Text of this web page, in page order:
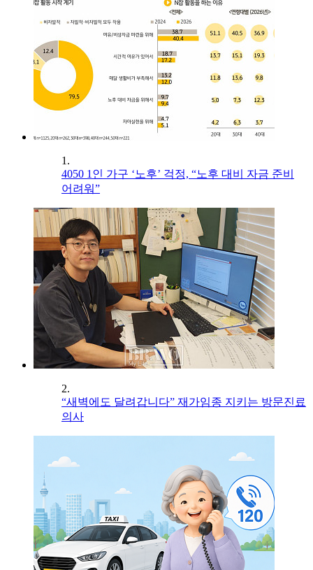
1.
4050 1인 가구 ‘노후’ 걱정, “노후 대비 자금 준비
어려워”
2.
“새벽에도 달려갑니다” 재가임종 지키는 방문진료
의사